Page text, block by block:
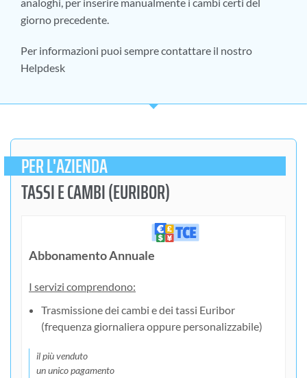
giorno precedente.
Per informazioni puoi sempre contattare il nostro
Helpdesk
PER L'AZIENDA
TASSI E CAMBI (EURIBOR)​
Abbonamento Annuale
I servizi comprendono:
Trasmissione dei cambi e dei tassi Euribor
(frequenza giornaliera oppure personalizzabile)
il più venduto
un unico pagamento